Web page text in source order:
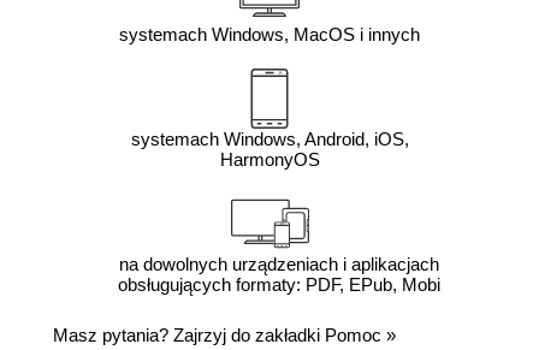
systemach Windows, MacOS i innych
systemach Windows, Android, iOS,
HarmonyOS
na dowolnych urządzeniach i aplikacjach
obsługujących formaty: PDF, EPub, Mobi
Masz pytania? Zajrzyj do zakładki Pomoc »